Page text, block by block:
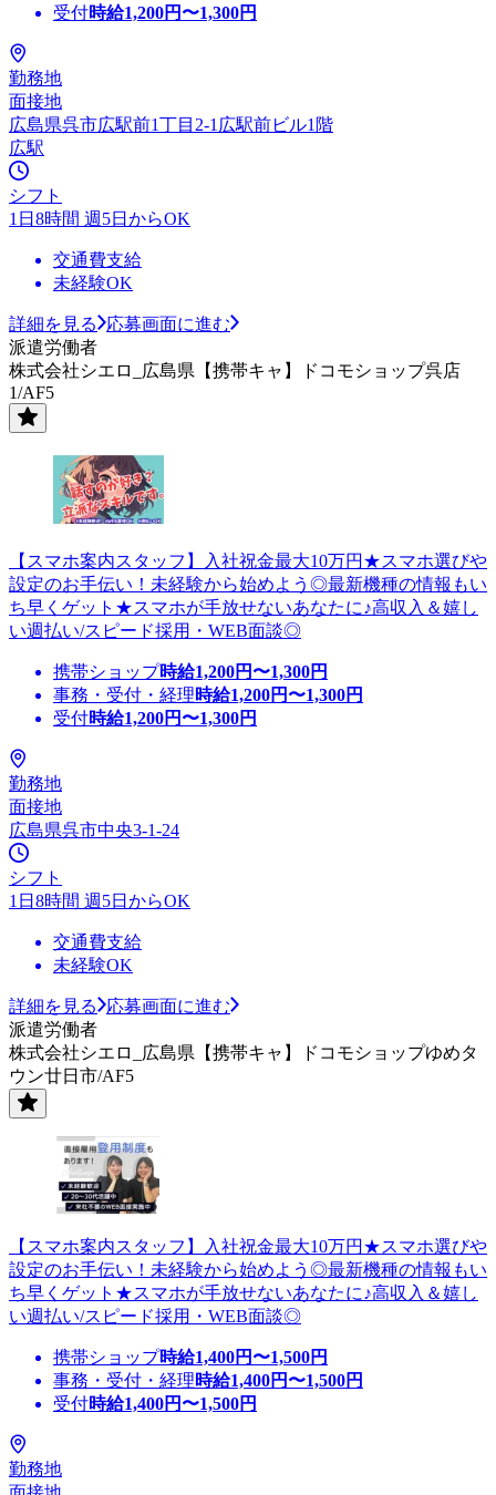
受付時給1,200円〜1,300円
勤務地
面接地
広島県呉市広駅前1丁目2-1広駅前ビル1階
広駅
シフト
1日8時間 週5日からOK
交通費支給
未経験OK
詳細を見る
応募画面に進む
派遣労働者
株式会社シエロ_広島県【携帯キャ】ドコモショップ呉店
1/AF5
【スマホ案内スタッフ】入社祝金最大10万円★スマホ選びや
設定のお手伝い！未経験から始めよう◎最新機種の情報もい
ち早くゲット★スマホが手放せないあなたに♪高収入＆嬉し
い週払い/スピード採用・WEB面談◎
携帯ショップ時給1,200円〜1,300円
事務・受付・経理時給1,200円〜1,300円
受付時給1,200円〜1,300円
勤務地
面接地
広島県呉市中央3-1-24
シフト
1日8時間 週5日からOK
交通費支給
未経験OK
詳細を見る
応募画面に進む
派遣労働者
株式会社シエロ_広島県【携帯キャ】ドコモショップゆめタ
ウン廿日市/AF5
【スマホ案内スタッフ】入社祝金最大10万円★スマホ選びや
設定のお手伝い！未経験から始めよう◎最新機種の情報もい
ち早くゲット★スマホが手放せないあなたに♪高収入＆嬉し
い週払い/スピード採用・WEB面談◎
携帯ショップ時給1,400円〜1,500円
事務・受付・経理時給1,400円〜1,500円
受付時給1,400円〜1,500円
勤務地